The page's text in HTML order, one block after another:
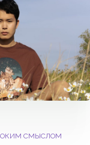
СМЫСЛОМ